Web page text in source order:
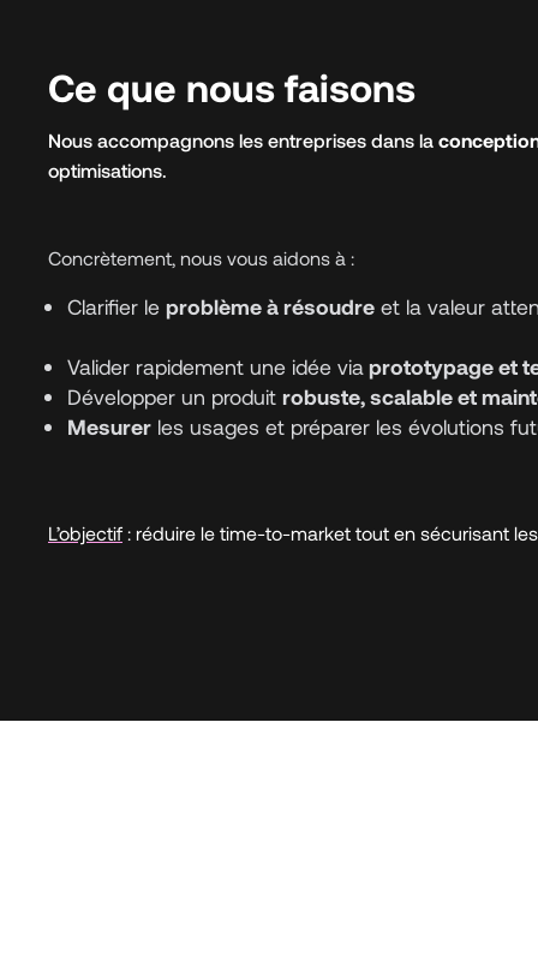
Ce que nous faisons
Nous accompagnons les entreprises dans la
optimisations.
Concrètement, nous vous aidons à :
Clarifier le problème à résoudre et la valeur
Valider rapidement une idée via prototypage et
Développer un produit robuste, scalable et
Mesurer les usages et préparer les évolutions
L’objectif : réduire le time-to-market tout en sécurisant